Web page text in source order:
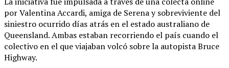
por Valentina Accardi, amiga de Serena y sobreviviente del
siniestro ocurrido días atrás en el estado australiano de
Queensland. Ambas estaban recorriendo el país cuando el
colectivo en el que viajaban volcó sobre la autopista Bruce
Highway.